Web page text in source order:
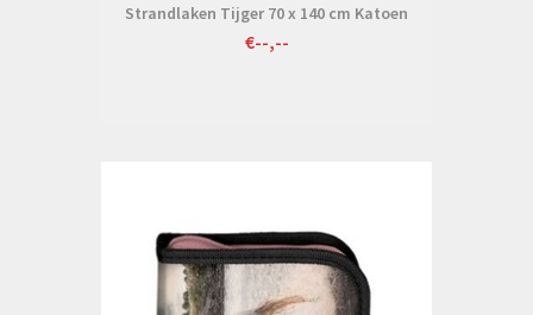
Strandlaken Tijger 70 x 140 cm Katoen
€--,--